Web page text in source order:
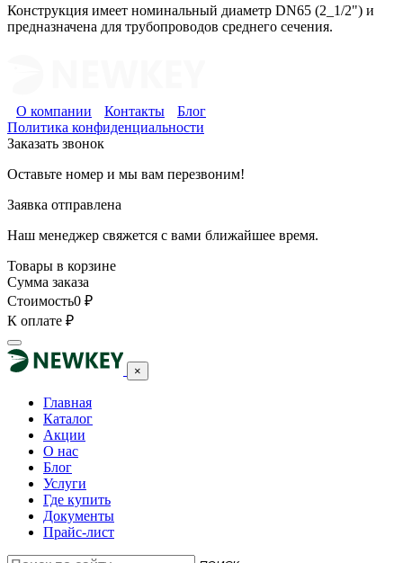
Конструкция имеет номинальный диаметр DN65 (2_1/2") и
предназначена для трубопроводов среднего сечения.
О компании Контакты
Блог
Политика конфиденциальности
Заказать звонок
Оставьте номер и мы вам перезвоним!
Заявка отправлена
Наш менеджер свяжется с вами ближайшее время.
Товары в корзине
Сумма заказа
Стоимость0 ₽
К оплате ₽
×
Главная
Каталог
Акции
О нас
Блог
Услуги
Где купить
Документы
Прайс-лист